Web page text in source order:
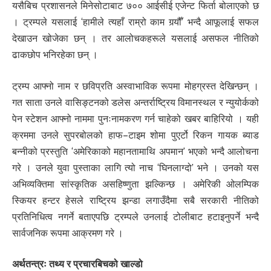
यसैबिच प्रशासनले मिनेसोटाबाट ७०० आईसीई एजेन्ट फिर्ता बोलाएको छ
। ट्रम्पले यसलाई ‘हामीले त्यहाँ राम्रो काम गर्‍यौँ’ भन्दै आफूलाई सफल
देखाउन खोजेका छन् । तर आलोचकहरूले यसलाई असफल नीतिको
ढाकछोप भनिरहेका छन् ।
ट्रम्प आफ्नो नाम र छविप्रति अस्वाभाविक रूपमा मोहग्रस्त देखिन्छन् ।
गत साता उनले वासिङ्टनको डलेस अन्तर्राष्ट्रिय विमानस्थल र न्युयोर्कको
पेन स्टेशन आफ्नो नाममा पुनःनामकरण गर्न चाहेको खबर बाहिरियो । यही
क्रममा उनले सुपरबोलको हाफ–टाइम शोमा पुएर्टो रिकन गायक ब्याड
बन्नीको प्रस्तुति ‘अमेरिकाको महानतामाथि अपमान’ भएको भन्दै आलोचना
गरे । उनले युवा पुस्ताका लागि त्यो नाच ‘घिनलाग्दो’ भने । उनको यस
अभिव्यक्तिमा सांस्कृतिक असहिष्णुता झल्किन्छ । अमेरिकी ओलम्पिक
स्कियर हन्टर हेसले राष्ट्रिय झन्डा लगाउँदैमा सबै सरकारी नीतिको
प्रतिनिधित्व नगर्ने बताएपछि ट्रम्पले उनलाई टोलीबाट हटाइनुपर्ने भन्दै
सार्वजनिक रूपमा आक्रमण गरे ।
अर्थतन्त्रः तथ्य र प्रचारबिचको खाल्डो